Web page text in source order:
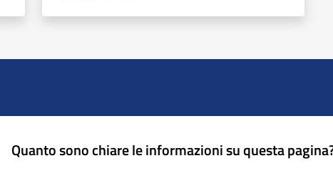
Quanto sono chiare le informazioni su questa